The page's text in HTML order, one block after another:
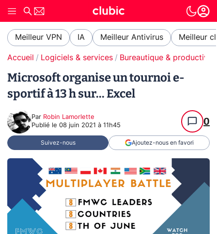
Meilleur VPN IA Meilleur Antivirus Meilleur
Accueil Logiciels & services Bureautique & productivité
Microsoft organise un tournoi e-
sportif à 13 h sur... Excel
Par Robin Lamorlette
Publié le 08 juin 2021 à 11h45 0
Suivez-nous Ajoutez-nous en favori